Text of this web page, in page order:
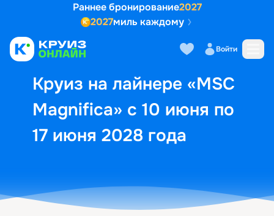
Раннее бронирование2027
2027миль каждому
Войти
Круиз на лайнере «MSC
Magnifica» с 10 июня по
17 июня 2028 года
Выбор кают Маршрут и